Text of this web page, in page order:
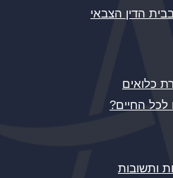
הדין הצבאי
החיים?
ותשובות